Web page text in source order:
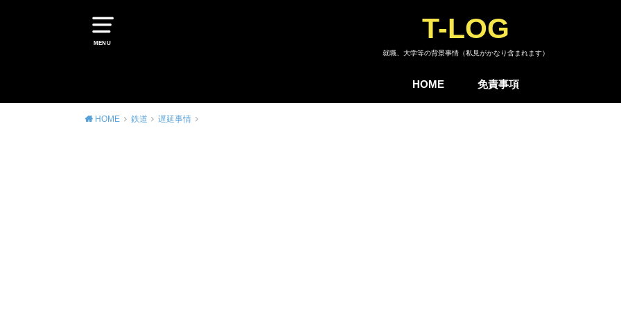
MENU T-LOG
就職、大学等の背景事情（私見がかなり含まれます）
HOME 免責事項
HOME 鉄道 遅延事情